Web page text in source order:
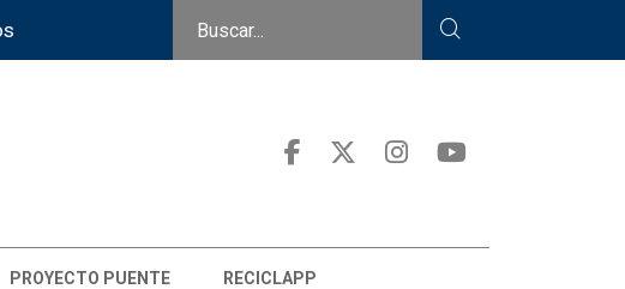
PROYECTO PUENTE RECICLAPP